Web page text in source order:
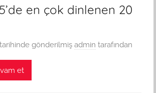
en çok dinlenen 20
tarihinde gönderilmiş admin tarafından
et